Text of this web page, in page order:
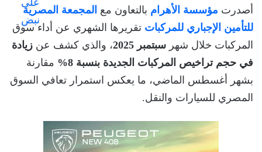
أصدرت مؤسسة الأهرام بالتعاون مع المجمعة المصرية
للتأمين الإجباري للمركبات تقريرها الشهري عن أداء سوق
المركبات خلال شهر سبتمبر 2025 ، والذي كشف عن زيادة
في حجم تراخيص المركبات الجديدة بنسبة 8%
مقارنة
بشهر أغسطس الماضي، ما يعكس استمرار تعافي السوق
المصري للسيارات والنقل.